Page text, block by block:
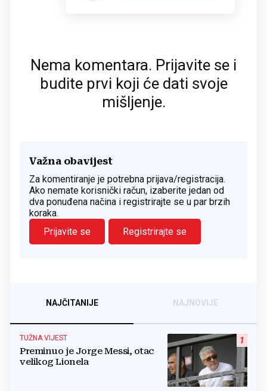
Nema komentara. Prijavite se i
budite prvi koji će dati svoje
mišljenje.
Važna obavijest
Za komentiranje je potrebna prijava/registracija.
Ako nemate korisnički račun, izaberite jedan od
dva ponuđena načina i registrirajte se u par brzih
koraka.
Prijavite se
Registrirajte se
NAJČITANIJE NAJNOVIJE
1
TUŽNA VIJEST
Preminuo je Jorge Messi, otac
velikog Lionela